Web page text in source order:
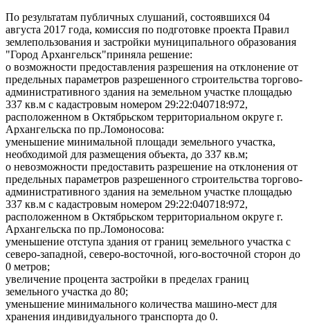
По результатам публичных слушаний, состоявшихся 04
августа 2017 года, комиссия по подготовке проекта Правил
землепользования и застройки муниципального образования
"Город Архангельск"приняла решение:
о возможности предоставления разрешения на отклонение от
предельных параметров разрешенного строительства торгово-
административного здания на земельном участке площадью
337 кв.м с кадастровым номером 29:22:040718:972,
расположенном в Октябрьском территориальном округе г.
Архангельска по пр.Ломоносова:
уменьшение минимальной площади земельного участка,
необходимой для размещения объекта, до 337 кв.м;
о невозможности предоставить разрешение на отклонения от
предельных параметров разрешенного строительства торгово-
административного здания на земельном участке площадью
337 кв.м с кадастровым номером 29:22:040718:972,
расположенном в Октябрьском территориальном округе г.
Архангельска по пр.Ломоносова:
уменьшение отступа здания от границ земельного участка с
северо-западной, северо-восточной, юго-восточной сторон до
0 метров;
увеличение процента застройки в пределах границ
земельного участка до 80;
уменьшение минимального количества машино-мест для
хранения индивидуального транспорта до 0.